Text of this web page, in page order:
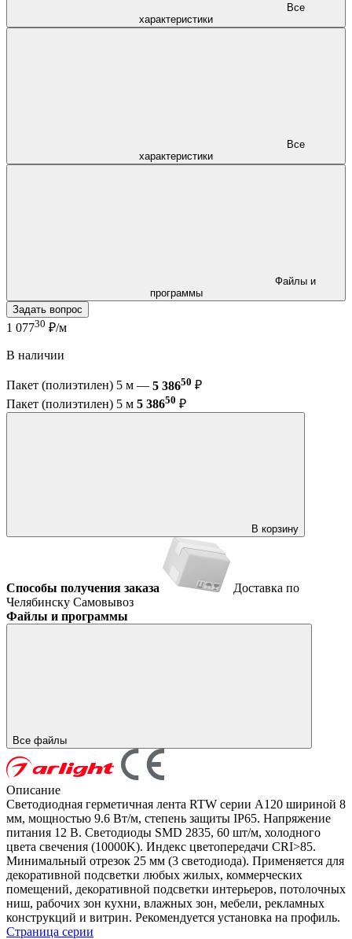
характеристики
характеристики
программы
Задать вопрос
1 07730 ₽/м
В наличии
Пакет (полиэтилен) 5 м — 5 38650 ₽
Пакет (полиэтилен) 5 м 5 38650 ₽
В корзину
Способы получения заказа
Доставка по
Челябинску Самовывоз
Файлы и программы
Все файлы
Описание
Светодиодная герметичная лента RTW серии A120 шириной 8
мм, мощностью 9.6 Вт/м, степень защиты IP65. Напряжение
питания 12 В. Светодиоды SMD 2835, 60 шт/м, холодного
цвета свечения (10000K). Индекс цветопередачи CRI>85.
Минимальный отрезок 25 мм (3 светодиода). Применяется для
декоративной подсветки любых жилых, коммерческих
помещений, декоративной подсветки интерьеров, потолочных
ниш, рабочих зон кухни, влажных зон, мебели, рекламных
конструкций и витрин. Рекомендуется установка на профиль.
Страница серии